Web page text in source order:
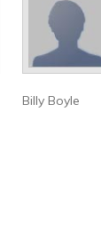
Billy Boyle